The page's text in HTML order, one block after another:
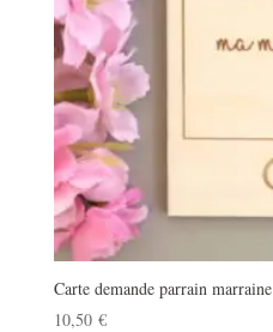
Carte demande parrain marraine
10,50 €